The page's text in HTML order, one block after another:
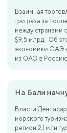
Взаимная
три раза за
между странами
$9,5 млрд. Об
экономики ОАЭ
из ОАЭ в
На Бали
Власти
морского
регион 2,1 млн